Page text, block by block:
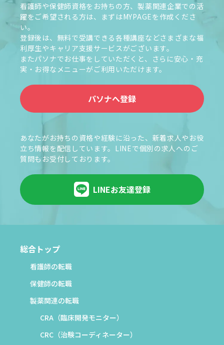
看護師や保健師資格をお持ちの方、製薬関連企業での活
躍をご希望される方は、まずはMYPAGEを作成くださ
い。
登録後は、無料で受講できる各種講座などさまざまな福
利厚生やキャリア支援サービスがございます。
またパソナでお仕事をしていただくと、さらに安心・充
実・お得なメニューがご利用いただけます。
パソナへ登録
あなたがお持ちの資格や経験に沿った、新着求人やお役
立ち情報を配信しています。LINEで個別の求人へのご
質問もお受付しております。
LINEお友達登録
総合トップ
看護師の転職
保健師の転職
製薬関連の転職
CRA（臨床開発モニター）
CRC（治験コーディネーター）